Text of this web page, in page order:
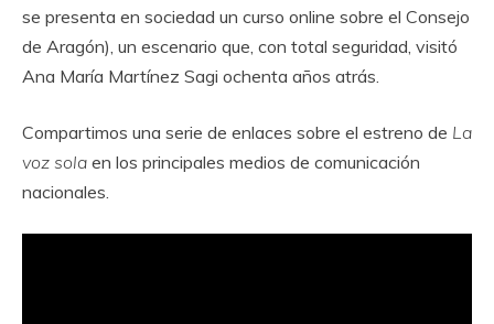
se presenta en sociedad un curso online sobre el Consejo
de Aragón), un escenario que, con total seguridad, visitó
Ana María Martínez Sagi ochenta años atrás.
Compartimos una serie de enlaces sobre el estreno de La
voz sola en los principales medios de comunicación
nacionales.